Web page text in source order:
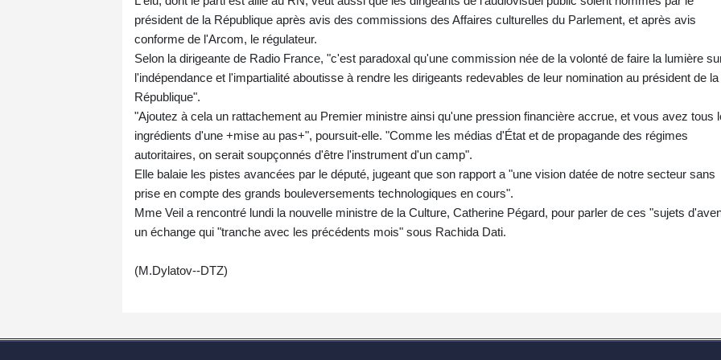
président de la République après avis des commissions des Affaires culturelles du Parlement, et après avis
conforme de l'Arcom, le régulateur.
Selon la dirigeante de Radio France, "c'est paradoxal qu'une commission née de la volonté de faire la lumière
l'indépendance et l'impartialité aboutisse à rendre les dirigeants redevables de leur nomination au président de la
République".
"Ajoutez à cela un rattachement au Premier ministre ainsi qu'une pression financière accrue, et vous avez tous
ingrédients d'une +mise au pas+", poursuit-elle. "Comme les médias d'État et de propagande des régimes
autoritaires, on serait soupçonnés d'être l'instrument d'un camp".
Elle balaie les pistes avancées par le député, jugeant que son rapport a "une vision datée de notre secteur sans
prise en compte des grands bouleversements technologiques en cours".
Mme Veil a rencontré lundi la nouvelle ministre de la Culture, Catherine Pégard, pour parler de ces "sujets
un échange qui "tranche avec les précédents mois" sous Rachida Dati.
(M.Dylatov--DTZ)